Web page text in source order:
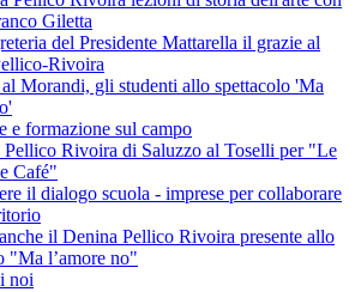
Giletta
del Presidente Mattarella il grazie al
Rivoira
Morandi, gli studenti allo spettacolo 'Ma
e formazione sul campo
Rivoira di Saluzzo al Toselli per "Le
Café"
il dialogo scuola - imprese per collaborare
il Denina Pellico Rivoira presente allo
"Ma l’amore no"
noi